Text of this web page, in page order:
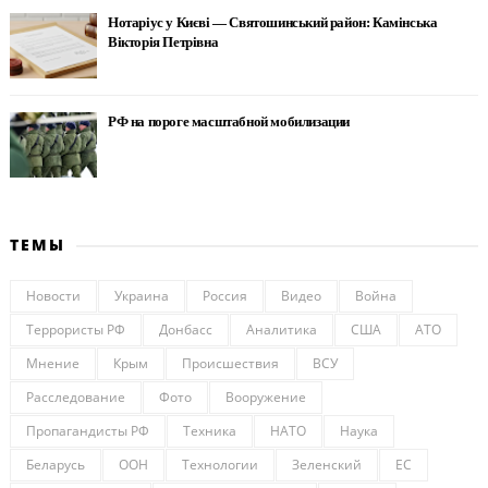
Нотаріус у Києві — Святошинський район: Камінська
Вікторія Петрівна
РФ на пороге масштабной мобилизации
ТЕМЫ
Новости Украина Россия Видео
Война
Террористы РФ
Донбасс Аналитика США
АТО
Мнение
Крым Происшествия
ВСУ
Расследование
Фото
Вооружение
Пропагандисты РФ
Техника НАТО
Наука
Беларусь
ООН Технологии Зеленский ЕС